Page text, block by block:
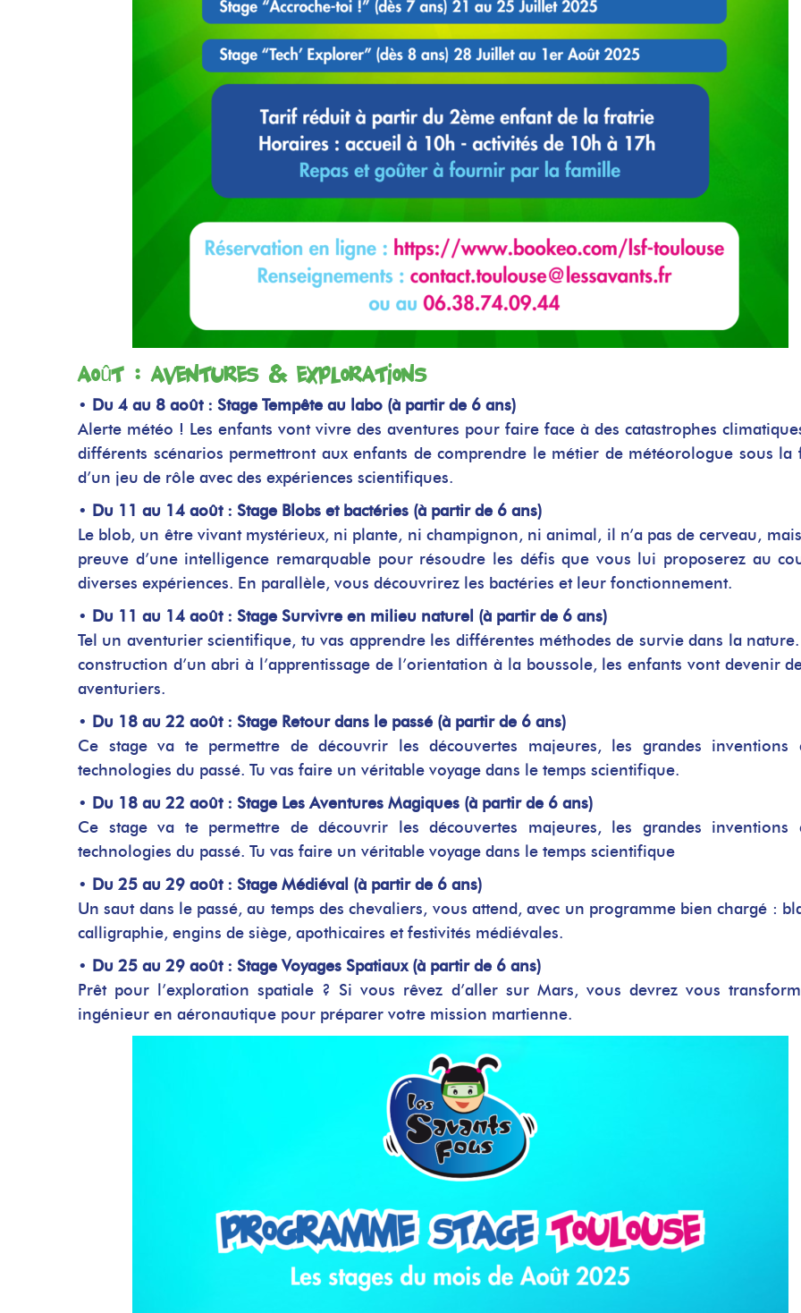
Août : Aventures & Explorations
• Du 4 au 8 août : Stage Tempête au labo (à partir de 6 ans)
Alerte météo ! Les enfants vont vivre des aventures pour faire face à des catastrophes
différents scénarios permettront aux enfants de comprendre le métier de météorologue sous la
d’un jeu de rôle avec des expériences scientifiques.
• Du 11 au 14 août : Stage Blobs et bactéries (à partir de 6 ans)
Le blob, un être vivant mystérieux, ni plante, ni champignon, ni animal, il n’a pas de cerveau,
preuve d’une intelligence remarquable pour résoudre les défis que vous lui proposerez au
diverses expériences. En parallèle, vous découvrirez les bactéries et leur fonctionnement.
• Du 11 au 14 août : Stage Survivre en milieu naturel (à partir de 6 ans)
Tel un aventurier scientifique, tu vas apprendre les différentes méthodes de survie dans la
construction d’un abri à l’apprentissage de l’orientation à la boussole, les enfants vont devenir
aventuriers.
• Du 18 au 22 août : Stage Retour dans le passé (à partir de 6 ans)
Ce stage va te permettre de découvrir les découvertes majeures, les grandes inventions
technologies du passé. Tu vas faire un véritable voyage dans le temps scientifique.
• Du 18 au 22 août : Stage Les Aventures Magiques (à partir de 6 ans)
Ce stage va te permettre de découvrir les découvertes majeures, les grandes inventions
technologies du passé. Tu vas faire un véritable voyage dans le temps scientifique
• Du 25 au 29 août : Stage Médiéval (à partir de 6 ans)
Un saut dans le passé, au temps des chevaliers, vous attend, avec un programme bien chargé :
calligraphie, engins de siège, apothicaires et festivités médiévales.
• Du 25 au 29 août : Stage Voyages Spatiaux (à partir de 6 ans)
Prêt pour l’exploration spatiale ? Si vous rêvez d’aller sur Mars, vous devrez vous
ingénieur en aéronautique pour préparer votre mission martienne.